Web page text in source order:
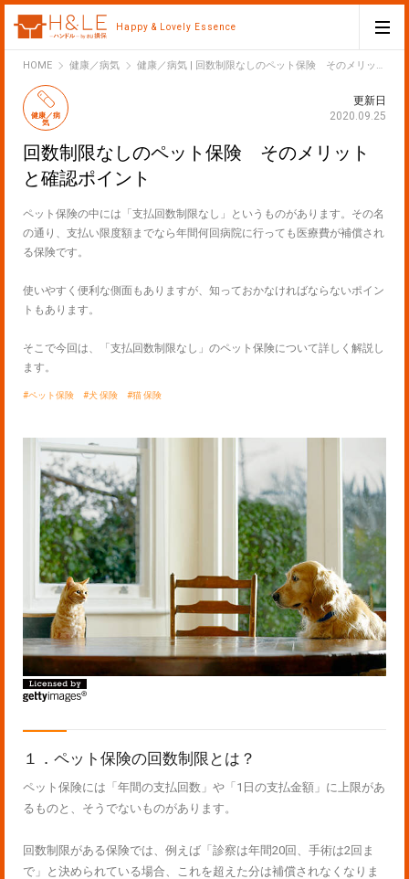
Happy & Lovely Essence
HOMEH&LE健康／病気 健康／病気 | 回数制限なしのペット保険 そのメリットと確認ポイント
健康／病
気
更新日
2020.09.25
回数制限なしのペット保険 そのメリット
と確認ポイント
ペット保険の中には「支払回数制限なし」というものがあります。その名
の通り、支払い限度額までなら年間何回病院に行っても医療費が補償され
る保険です。
使いやすく便利な側面もありますが、知っておかなければならないポイン
トもあります。
そこで今回は、「支払回数制限なし」のペット保険について詳しく解説し
ます。
ペット保険 犬 保険 猫 保険
１．ペット保険の回数制限とは？
ペット保険には「年間の支払回数」や「1日の支払金額」に上限があ
るものと、そうでないものがあります。
回数制限がある保険では、例えば「診察は年間20回、手術は2回ま
で」と決められている場合、これを超えた分は補償されなくなりま